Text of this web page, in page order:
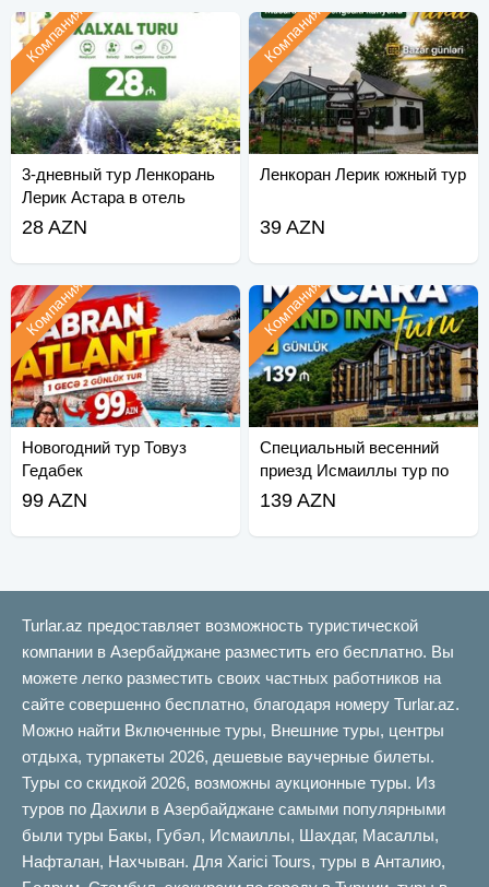
3-дневный тур Ленкорань
Лерик Астара в отель
Мона
Компания
28 AZN
Ленкоран Лерик южный тур
Компания
39 AZN
Новогодний тур Товуз
Гедабек
Компания
99 AZN
Специальный весенний
приезд Исмаиллы тур по
Лагичу
Компания
139 AZN
Turlar.az предоставляет возможность туристической
компании в Азербайджане разместить его бесплатно. Вы
можете легко разместить своих частных работников на
сайте совершенно бесплатно, благодаря номеру Turlar.az.
Можно найти Включенные туры, Внешние туры, центры
отдыха, турпакеты 2026, дешевые ваучерные билеты.
Туры со скидкой 2026, возможны аукционные туры. Из
туров по Дахили в Азербайджане самыми популярными
были туры Бакы, Губəл, Исмаиллы, Шахдаг, Масаллы,
Нафталан, Нахчыван. Для Xarici Tours, туры в Анталию,